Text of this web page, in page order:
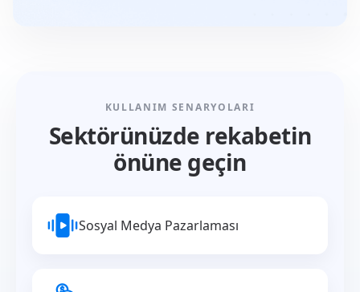
KULLANIM SENARYOLARI
Sektörünüzde rekabetin
önüne geçin
Sosyal Medya Pazarlaması